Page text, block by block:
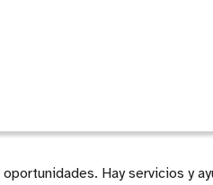
Hay servicios y